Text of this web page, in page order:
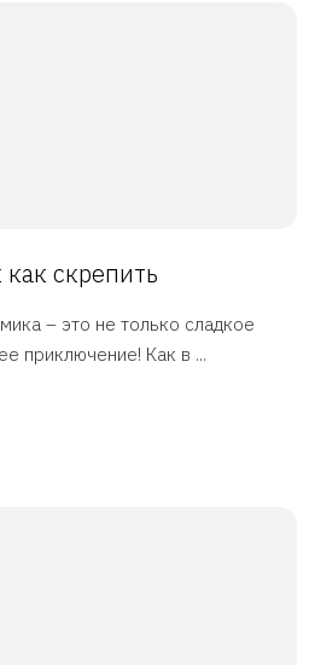
скрепить
– это не только сладкое
приключение! Как в ...